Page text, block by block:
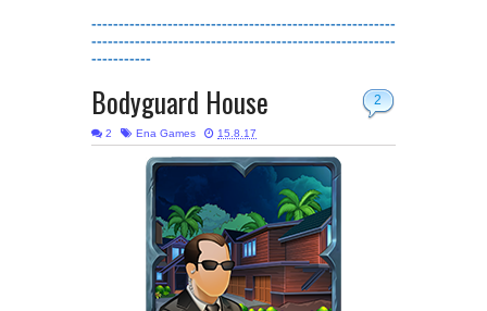
--------------------------------------------------------
--------------------------------------------------------
-----------
2
Bodyguard House
2 Ena Games 15.8.17